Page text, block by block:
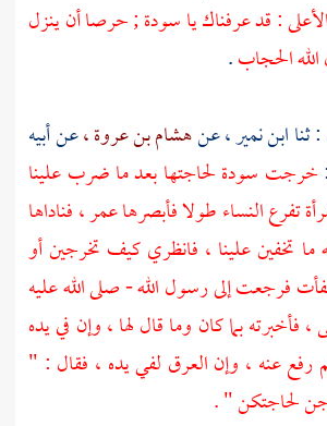
: قد عرفناك ياسودة ;حرصا أن ينزل
الحجاب.
ثناابن نمير ،عنهشام بن عروة ،عن أبيه
خرجت سودةلحاجتها بعد ما ضرب علينا
تفرع النساء طولا فأبصرهاعمر ،فناداها
ما تخفين علينا ، فانظري كيف تخرجين أو
فرجعت إلى رسول الله - صلى الله عليه
فأخبرته بما كان وما قال لها ، وإن في يده
رفع عنه ، وإن العرق لفي يده ، فقال : "
لحاجتكن " .